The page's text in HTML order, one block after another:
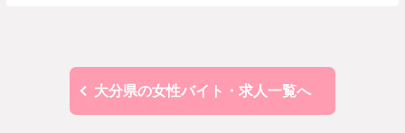
大分県の女性バイト・求人一覧へ